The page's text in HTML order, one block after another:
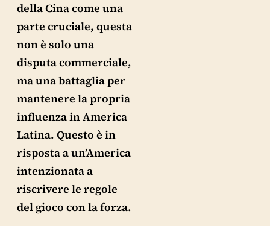
della Cina come una
parte cruciale, questa
non è solo una
disputa commerciale,
ma una battaglia per
mantenere la propria
influenza in America
Latina. Questo è in
risposta a un’America
intenzionata a
riscrivere le regole
del gioco con la forza.